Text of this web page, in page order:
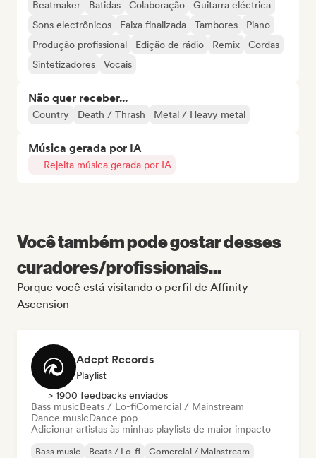
Beatmaker Batidas Colaboração
Guitarra eléctrica
Sons electrônicos
Faixa finalizada Tambores
Piano
Produção profissional
Edição de rádio Remix
Cordas
Sintetizadores
Vocais
Não quer receber...
Country Death / Thrash Metal / Heavy metal
Música gerada por IA
Rejeita música gerada por IA
Você também pode gostar desses
curadores/profissionais...
Porque você está visitando o perfil de Affinity
Ascension
Adept Records
Playlist
> 1900 feedbacks enviados
Bass musicBeats / Lo-fiComercial / Mainstream
Dance musicDance pop
Adicionar artistas às minhas playlists de maior impacto
Bass music Beats / Lo-fi
Comercial / Mainstream